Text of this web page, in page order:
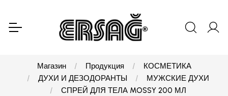
Магазин Продукция
КОСМЕТИКА
ДУХИ И ДЕЗОДОРАНТЫ
МУЖСКИЕ ДУХИ
СПРЕЙ ДЛЯ ТЕЛА MOSSY 200 МЛ